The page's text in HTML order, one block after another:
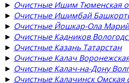
► Очистные Ишим Тюменская
► Очистные Ишимбай
► Очистные Йошкар-Ола
► Очистные Кадников
► Очистные Казань Татарстан
► Очистные Калач
► Очистные Калач-на-Дону
► Очистные Калачинск Омская